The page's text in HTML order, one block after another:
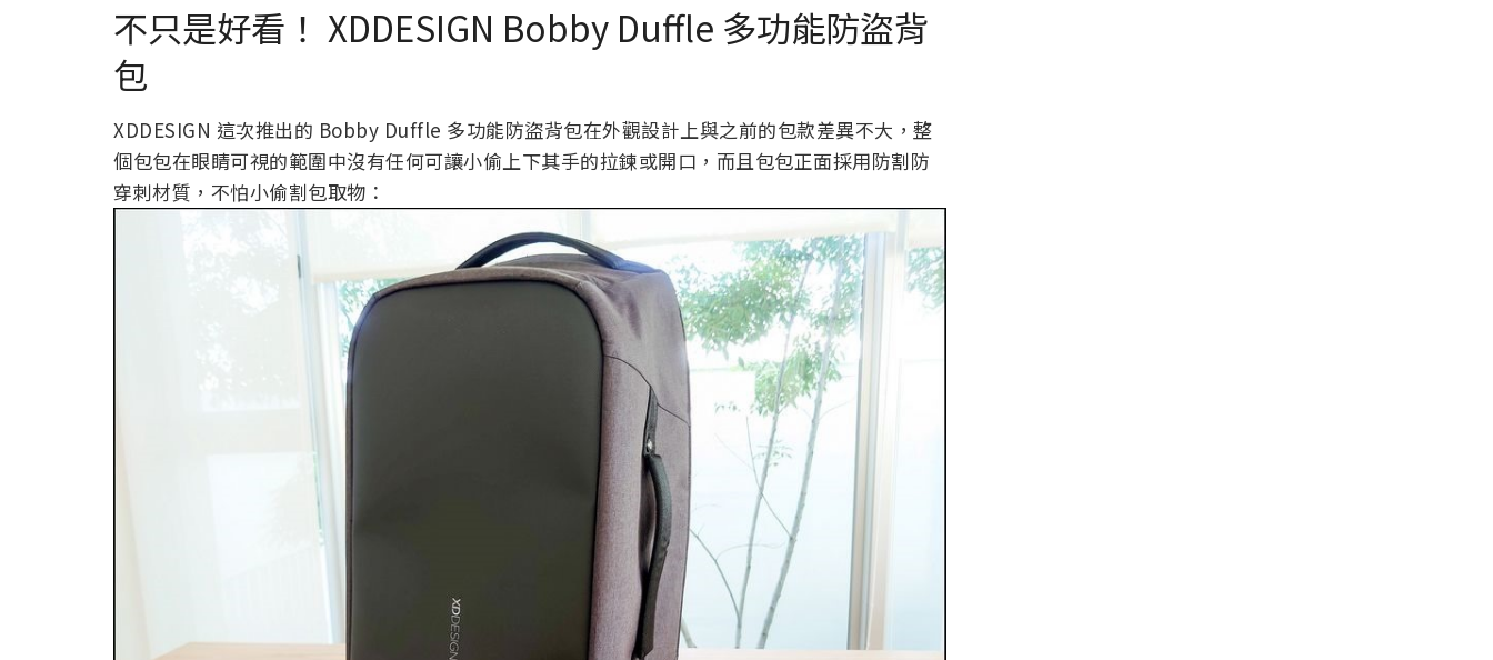
不只是好看！ XDDESIGN Bobby Duffle 多功能防盜背
包
XDDESIGN 這次推出的 Bobby Duffle 多功能防盜背包在外觀設計上與之前的包款差異不大，整
個包包在眼睛可視的範圍中沒有任何可讓小偷上下其手的拉鍊或開口，而且包包正面採用防割防
穿刺材質，不怕小偷割包取物：